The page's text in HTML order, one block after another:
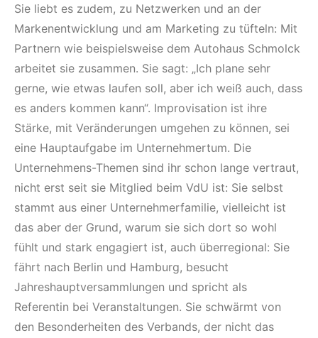
Sie liebt es zudem, zu Netzwerken und an der
Markenentwicklung und am Marketing zu tüfteln: Mit
Partnern wie beispielsweise dem Autohaus Schmolck
arbeitet sie zusammen. Sie sagt: „Ich plane sehr
gerne, wie etwas laufen soll, aber ich weiß auch, dass
es anders kommen kann“. Improvisation ist ihre
Stärke, mit Veränderungen umgehen zu können, sei
eine Hauptaufgabe im Unternehmertum. Die
Unternehmens-Themen sind ihr schon lange vertraut,
nicht erst seit sie Mitglied beim VdU ist: Sie selbst
stammt aus einer Unternehmerfamilie, vielleicht ist
das aber der Grund, warum sie sich dort so wohl
fühlt und stark engagiert ist, auch überregional: Sie
fährt nach Berlin und Hamburg, besucht
Jahreshauptversammlungen und spricht als
Referentin bei Veranstaltungen. Sie schwärmt von
den Besonderheiten des Verbands, der nicht das